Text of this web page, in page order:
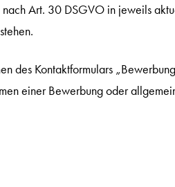
Art. 30 DSGVO in jeweils
des Kontaktformulars
einer Bewerbung oder